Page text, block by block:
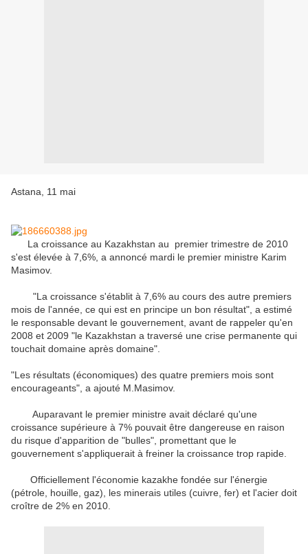
Astana, 11 mai
La croissance au Kazakhstan au premier trimestre de 2010
s'est élevée à 7,6%, a annoncé mardi le premier ministre Karim
Masimov.
"La croissance s'établit à 7,6% au cours des autre premiers
mois de l'année, ce qui est en principe un bon résultat", a estimé
le responsable devant le gouvernement, avant de rappeler qu'en
2008 et 2009 "le Kazakhstan a traversé une crise permanente qui
touchait domaine après domaine".
"Les résultats (économiques) des quatre premiers mois sont
encourageants", a ajouté M.Masimov.
Auparavant le premier ministre avait déclaré qu'une
croissance supérieure à 7% pouvait être dangereuse en raison
du risque d'apparition de "bulles", promettant que le
gouvernement s'appliquerait à freiner la croissance trop rapide.
Officiellement l'économie kazakhe fondée sur l'énergie
(pétrole, houille, gaz), les minerais utiles (cuivre, fer) et l'acier doit
croître de 2% en 2010.